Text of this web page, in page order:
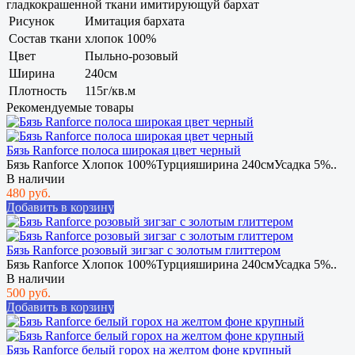
гладкокрашенной ткани имитирующуй бархат
Рисунок
Имитация бархата
Состав ткани хлопок 100%
Цвет
Пыльно-розовый
Ширина
240см
Плотность
115г/кв.м
Рекомендуемые товары
Бязь Ranforce полоса широкая цвет черный
Бязь Ranforce Хлопок 100%Турцияширина 240смУсадка 5%..
В наличии
480 руб.
Добавить в корзину
Бязь Ranforce розовый зигзаг с золотым глиттером
Бязь Ranforce Хлопок 100%Турцияширина 240смУсадка 5%..
В наличии
500 руб.
Добавить в корзину
Бязь Ranforce белый горох на желтом фоне крупный